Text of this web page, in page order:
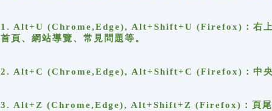
1. Alt+U (Chrome,Edge), Alt+Shift+U (Firefox)：右上
首頁、網站導覽、常見問題等。
2. Alt+C (Chrome,Edge), Alt+Shift+C (Firefox)：中央
3. Alt+Z (Chrome,Edge), Alt+Shift+Z (Firefox)：頁尾